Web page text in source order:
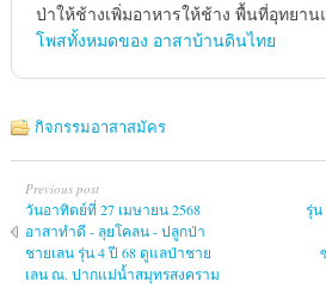
ป่าให้ช้างเพิ่มอาหารให้ช้าง พื้นที่อุทยา
โพสทั้งหมดของ อาสาบ้านดินไทย
กิจกรรมอาสาสมัคร
Previous post
วันอาทิตย์ที่ 27 เมษายน 2568
อาสาทำดี - ลุยโคลน - ปลูกป่า
ชายเลน รุ่น 4 ปี 68 ดูแลป่าชาย
เลน ณ. ปากแม่น้ำสมุทรสงคราม
รุ่น